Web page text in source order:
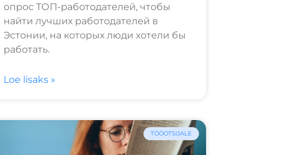
опрос ТОП-работодателей, чтобы
найти лучших работодателей в
Эстонии, на которых люди хотели бы
работать.
Loe lisaks »
TÖÖOTSIJALE